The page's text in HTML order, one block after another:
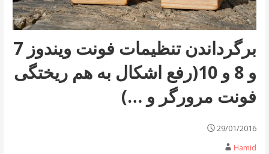
برگرداندن تنظیمات فونت ویندوز 7
و 8 و 10(رفع اشکال به هم ریختگی
فونت مرورگر و …)
29/01/2016
Hamid